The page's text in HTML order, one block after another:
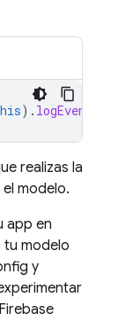
). logEvent
realizas la
modelo.
app en
tu modelo
y
Firebase